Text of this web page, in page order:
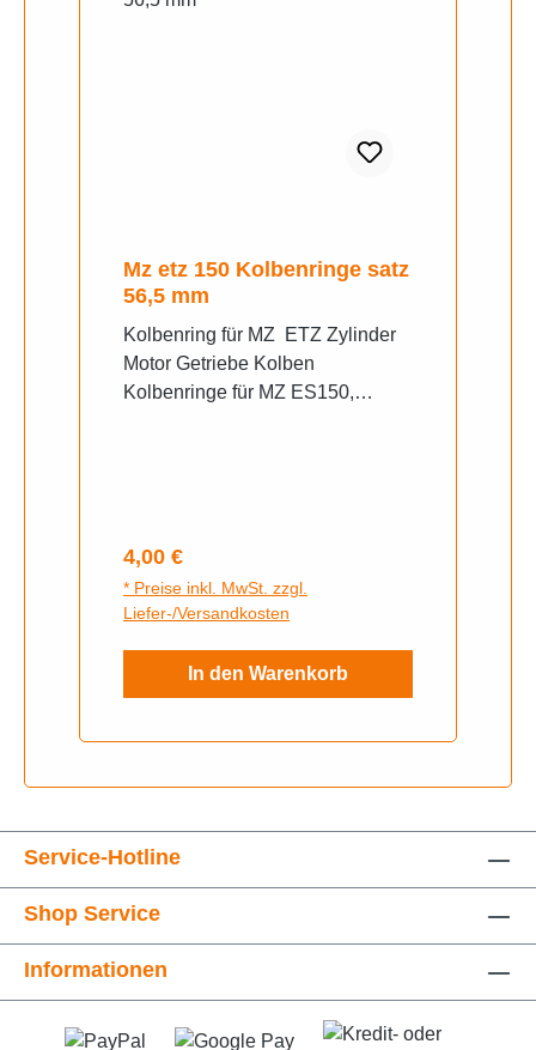
Mz etz 150 Kolbenringe satz
56,5 mm
Kolbenring für MZ ETZ Zylinder
Motor Getriebe Kolben
Kolbenringe für MZ ES150,
Regulärer Preis:
4,00 €
* Preise inkl. MwSt. zzgl.
Liefer-/Versandkosten
In den Warenkorb
Service-Hotline
Shop Service
Informationen